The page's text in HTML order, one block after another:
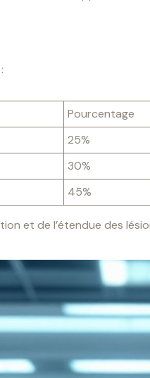
Pourcentage
25%
30%
45%
et de l’étendue des